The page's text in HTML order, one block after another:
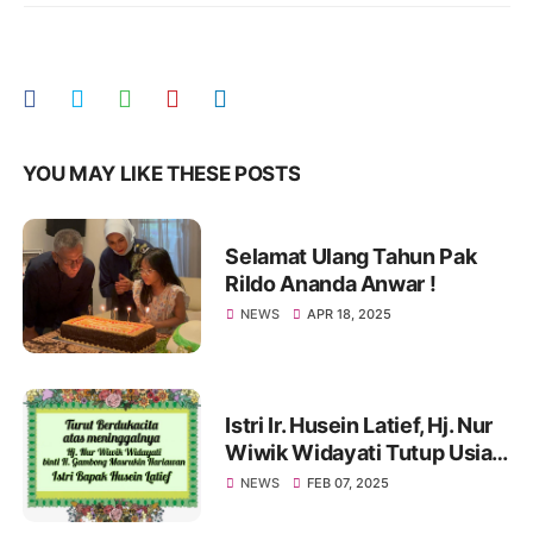
YOU MAY LIKE THESE POSTS
Selamat Ulang Tahun Pak
Rildo Ananda Anwar !
NEWS APR 18, 2025
Istri Ir. Husein Latief, Hj. Nur
Wiwik Widayati Tutup Usia.
Pak Rildo Sampaikan
NEWS FEB 07, 2025